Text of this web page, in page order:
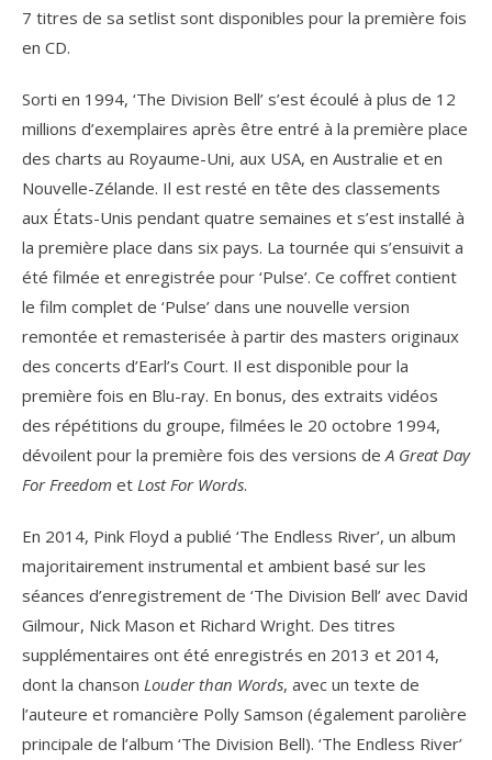
7 titres de sa setlist sont disponibles pour la première fois
en CD.
Sorti en 1994, ‘The Division Bell’ s’est écoulé à plus de 12
millions d’exemplaires après être entré à la première place
des charts au Royaume-Uni, aux USA, en Australie et en
Nouvelle-Zélande. Il est resté en tête des classements
aux États-Unis pendant quatre semaines et s’est installé à
la première place dans six pays. La tournée qui s’ensuivit a
été filmée et enregistrée pour ‘Pulse’. Ce coffret contient
le film complet de ‘Pulse’ dans une nouvelle version
remontée et remasterisée à partir des masters originaux
des concerts d’Earl’s Court. Il est disponible pour la
première fois en Blu-ray. En bonus, des extraits vidéos
des répétitions du groupe, filmées le 20 octobre 1994,
dévoilent pour la première fois des versions de A Great Day
For Freedom et Lost For Words.
En 2014, Pink Floyd a publié ‘The Endless River’, un album
majoritairement instrumental et ambient basé sur les
séances d’enregistrement de ‘The Division Bell’ avec David
Gilmour, Nick Mason et Richard Wright. Des titres
supplémentaires ont été enregistrés en 2013 et 2014,
dont la chanson Louder than Words, avec un texte de
l’auteure et romancière Polly Samson (également parolière
principale de l’album ‘The Division Bell). ‘The Endless River’